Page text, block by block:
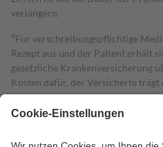
verlängern.
4Für verschreibungspflichtige
Rezept aus und der Patient erhält
gesetzliche Krankenversicherung
Kosten dafür, der Versicherte trägt
mit.
Grundsätzlich leisten Mitglieder
höchstens zehn Euro.
Es sind